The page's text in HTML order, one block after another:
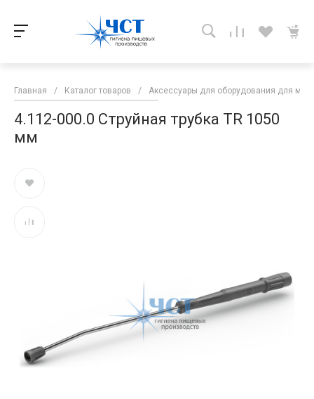
Главная / Каталог товаров / Аксессуары для оборудования для
4.112-000.0 Струйная трубка TR 1050
мм